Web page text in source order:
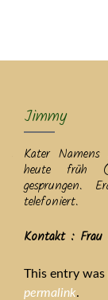
Jimmy
Kater
heute früh
gesprungen.
telefoniert.
Kontakt : Frau
This entry was
permalink.